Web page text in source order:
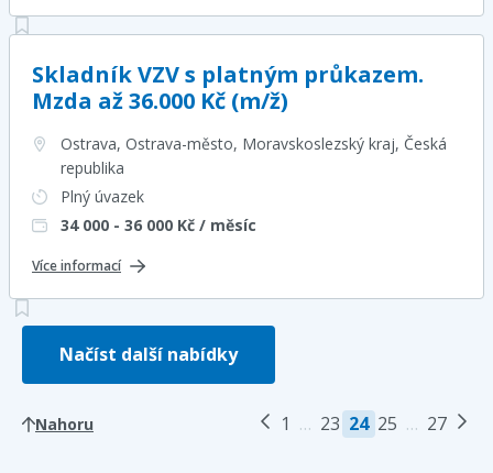
Skladník VZV s platným průkazem.
Mzda až 36.000 Kč (m/ž)
Ostrava, Ostrava-město, Moravskoslezský kraj, Česká
republika
Plný úvazek
34 000 - 36 000 Kč / měsíc
Více informací
Načíst další nabídky
1 … 23 24 25 … 27
Nahoru